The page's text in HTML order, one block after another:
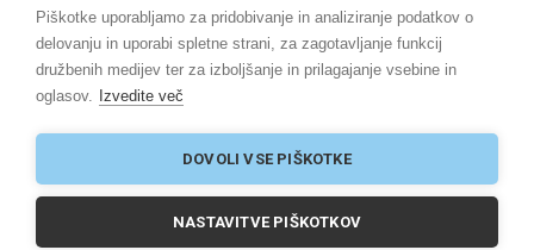
© 2025 Scandinavian Good Business AB
-Pravilnik o zasebnosti
Piškotke uporabljamo za pridobivanje in analiziranje podatkov o
delovanju in uporabi spletne strani, za zagotavljanje funkcij
družbenih medijev ter za izboljšanje in prilagajanje vsebine in
oglasov.
Izvedite več
DOVOLI VSE PIŠKOTKE
NASTAVITVE PIŠKOTKOV